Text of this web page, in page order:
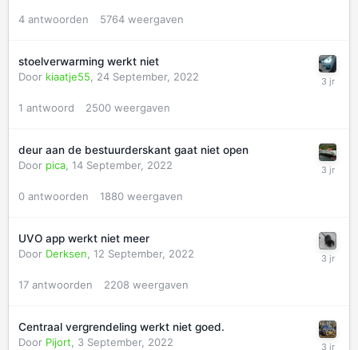
4 antwoorden 5764 weergaven
stoelverwarming werkt niet
Door kiaatje55, 24 September, 2022
1 antwoord 2500 weergaven
deur aan de bestuurderskant gaat niet open
Door pica, 14 September, 2022
0 antwoorden 1880 weergaven
UVO app werkt niet meer
Door Derksen, 12 September, 2022
17 antwoorden 2208 weergaven
Centraal vergrendeling werkt niet goed.
Door Pijort, 3 September, 2022